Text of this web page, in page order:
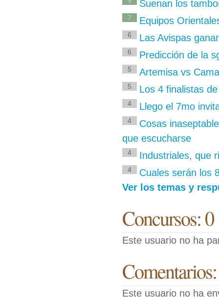
Suenan los
7 Equipos
6 Las Avispas
6 Predicción de la
5 Artemisa vs
5 Los 4 finalistas
4 Llego el 7mo
4
Cosas
que escucharse
4 Industriales, que
4
Cuales serán los
Ver los temas y
Concursos: 0
Este usuario no ha
Este usuario no ha